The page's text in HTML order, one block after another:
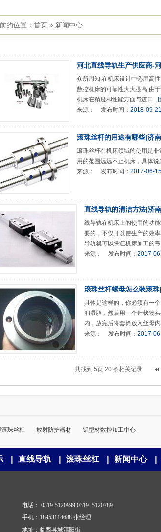
的位置： 首页 » 新闻中心
河北直线导轨生产供应商-
众所周知,在机床设计中选用高
数控机床的可靠性大大提高.由
机床在精度和性能方面与进口.. [
来源：
发布时间： 2018-09-21
滚珠丝杆的用途有哪些|济
滚珠丝杆在机床领域的使用是
用的范围远远不止机床，具体
来源：
发布时间： 2017-06-15
直线导轨的清洁方法|济
线导轨在机床上的使用的功
要的，不仅可以使生产的效
导轨就可以保证机床加工的
来源：
发布时间： 2017-
滚珠丝杆螺母怎么装滚
具体是这样的，你必须有一
润滑脂，然后用一个针状物
内，放完后将套筒放入丝母
来源：
发布时间： 2017-
共找到 5页 20条相关记录
珠丝杠 放射防护器材 铝型材数控加工中心
| 直线导轨| 滚珠丝杠| 新闻中心|
电话： 0319-5120999 0319- 5120789
手机：18953114688 张经理
地址：临西县城清阳街